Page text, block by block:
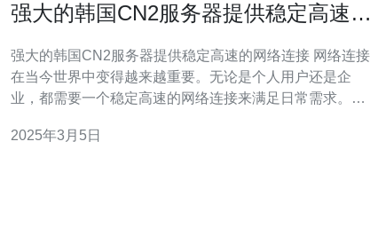
强大的韩国CN2服务器提供稳定高速的
强大的韩国CN2服务器提供稳定高速的网络连接 网络连接
在当今世界中变得越来越重要。无论是个人用户还是企
业，都需要一个稳定高速的网络连接来满足日常需求。韩
稳定性和高速性，成为用户的首选。 韩国CN2服务器是指
2025年3月5日